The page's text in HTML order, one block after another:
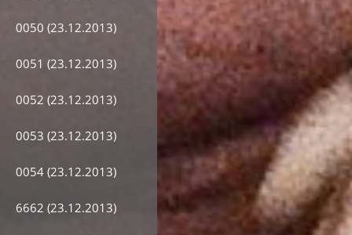
0050 (23.12.2013)
0051 (23.12.2013)
0052 (23.12.2013)
0053 (23.12.2013)
0054 (23.12.2013)
6662 (23.12.2013)